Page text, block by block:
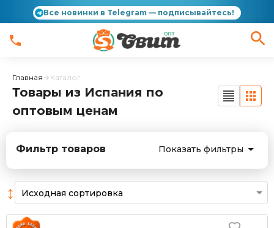
Все новинки в Telegram — подписывайтесь!
Главная Каталог
Товары из Испания по
оптовым ценам
Фильтр товаров Показать фильтры
↕